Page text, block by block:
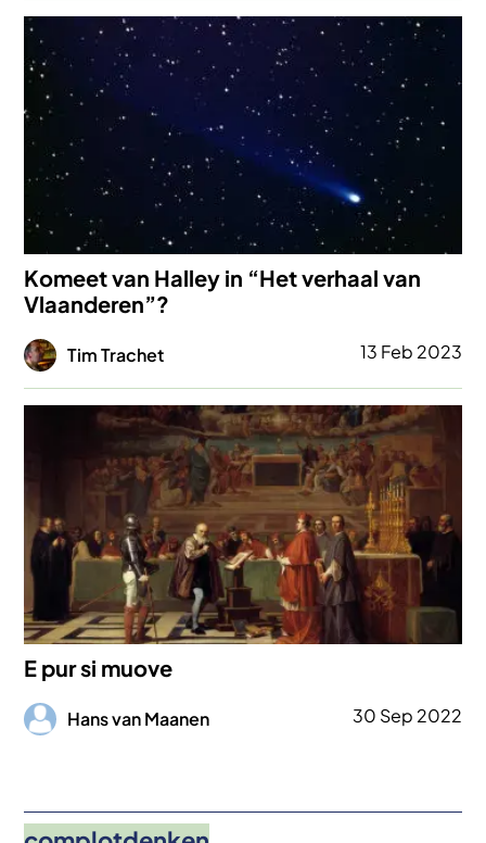
Afbeelding
Komeet van Halley in “Het verhaal van
Vlaanderen”?
Afbeelding
Tim Trachet 13 Feb 2023
Afbeelding
E pur si muove
Afbeelding
Hans van Maanen 30 Sep 2022